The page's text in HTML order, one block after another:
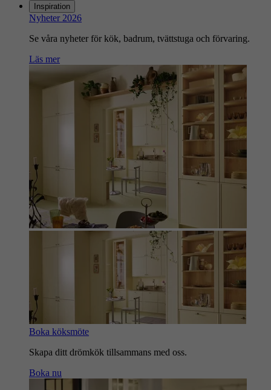
Inspiration
Nyheter 2026
Se våra nyheter för kök, badrum, tvättstuga och förvaring.
Läs mer
Boka köksmöte
Skapa ditt drömkök tillsammans med oss.
Boka nu